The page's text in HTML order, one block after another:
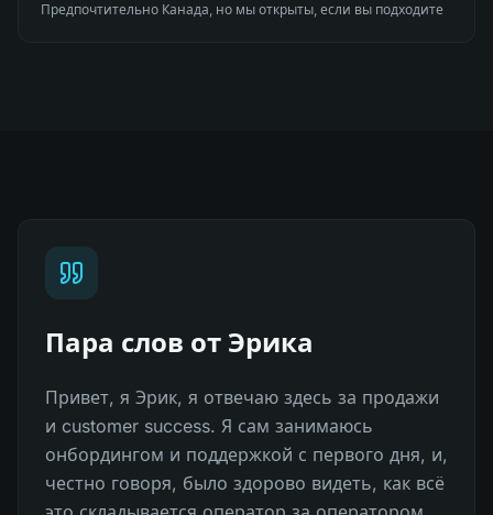
Предпочтительно Канада, но мы открыты, если вы подходите
Пара слов от Эрика
Привет, я Эрик, я отвечаю здесь за продажи
и customer success. Я сам занимаюсь
онбордингом и поддержкой с первого дня, и,
честно говоря, было здорово видеть, как всё